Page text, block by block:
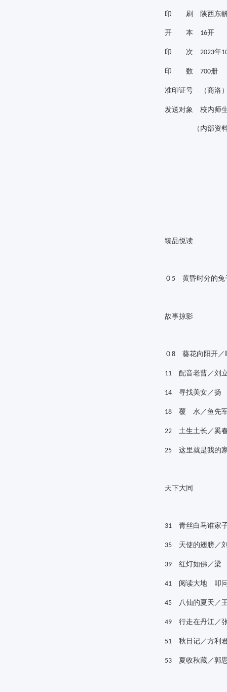
印 刷 陕西东帆
开 本 16开
印 次 2023年
印 数 700册
准印证号 （商洛
发送对象 校内师
（内部资料
臻品悦读
０ 5 黄昏时分的兔
故事掠影
０ 8 葵花向阳开／
11 配音老曹／刘
14 寻找美女／扬
18 覆 水／鱼先
22 土生土长／奚
25 这里就是我的
天下大同
31 青丝白马谁家
35 天使的翅膀／
39 红灯如佛／梁
41 阅读大地 叩问
45 八仙的夏天／
49 行走在丹江／
51 秋日记／方利
53 夏收秋藏／郭